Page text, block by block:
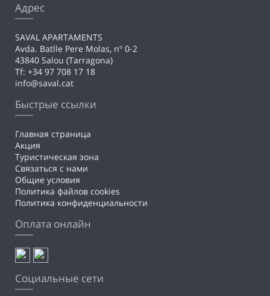
Адрес
SAVAL APARTAMENTS
Avda. Batlle Pere Molas, nº 0-2
43840 Salou (Tarragona)
Tf: +34 97 708 17 18
info@saval.cat
Быстрые ссылки
Главная страница
Акция
Туристическая зона
Связаться с нами
Общие условия
Политика файлов cookies
Политика конфиденциальности
Оплата онлайн
Социальные сети